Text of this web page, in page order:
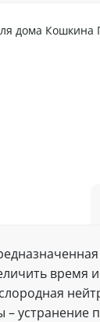
дома Кошкина
время
– устранение